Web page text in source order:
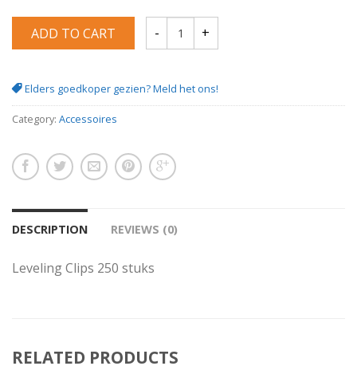
ADD TO CART
Elders goedkoper gezien? Meld het ons!
Category: Accessoires
DESCRIPTION REVIEWS (0)
Leveling Clips 250 stuks
RELATED PRODUCTS